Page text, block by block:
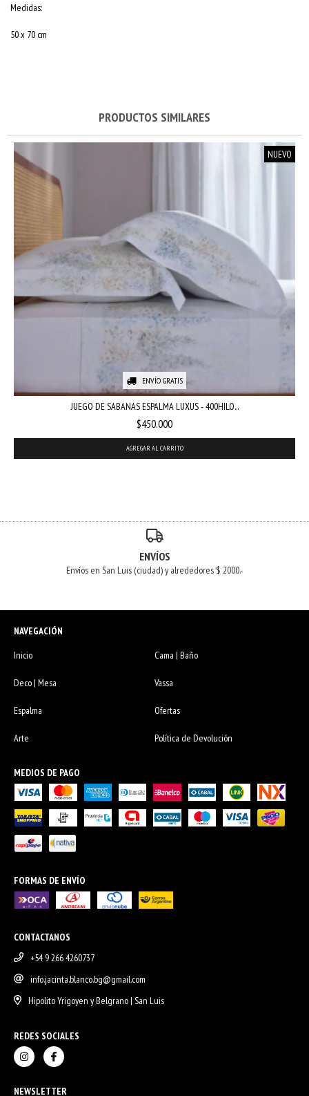
Medidas:
50 x 70 cm
PRODUCTOS SIMILARES
ENVÍO GRATIS
NUEVO
JUEGO DE SABANAS ESPALMA LUXUS - 400HILO...
$450.000
ENVÍOS
Envíos en San Luis (ciudad) y alrededores $ 2000.-
NAVEGACIÓN
Inicio
Cama | Baño
Deco | Mesa Vassa
Espalma Ofertas
Arte Política de Devolución
MEDIOS DE PAGO
FORMAS DE ENVÍO
CONTACTANOS
+54 9 266 4260737
info.jacinta.blanco.bg@gmail.com
Hipolito Yrigoyen y Belgrano | San Luis
REDES SOCIALES
NEWSLETTER